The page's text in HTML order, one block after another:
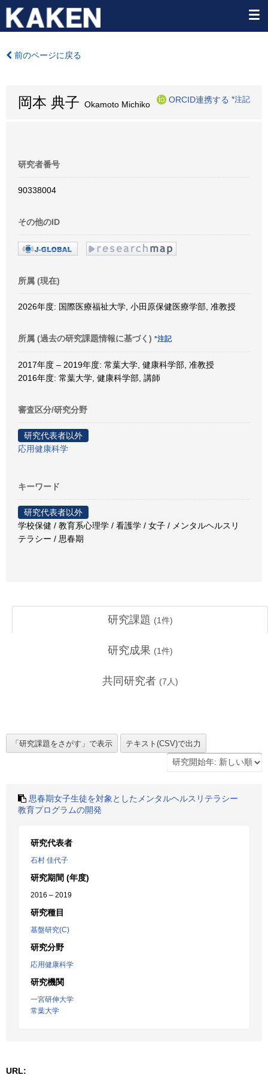
前のページに戻る
岡本 典子 Okamoto Michiko
ORCID連携する *注記
研究者番号
90338004
その他のID
所属 (現在)
2026年度: 国際医療福祉大学, 小田原保健医療学部, 准教授
所属 (過去の研究課題情報に基づく) *注記
2017年度 – 2019年度: 常葉大学, 健康科学部, 准教授
2016年度: 常葉大学, 健康科学部, 講師
審査区分/研究分野
研究代表者以外
応用健康科学
キーワード
研究代表者以外
学校保健 / 教育系心理学 / 看護学 / 女子 / メンタルヘルスリ
テラシー / 思春期
研究課題 (1件)
研究成果 (1件)
共同研究者 (7 人)
思春期女子生徒を対象としたメンタルヘルスリテラシー
教育プログラムの開発
研究代表者
石村 佳代子
研究期間 (年度)
2016 – 2019
研究種目
基盤研究(C)
研究分野
応用健康科学
研究機関
一宮研伸大学
常葉大学
URL: